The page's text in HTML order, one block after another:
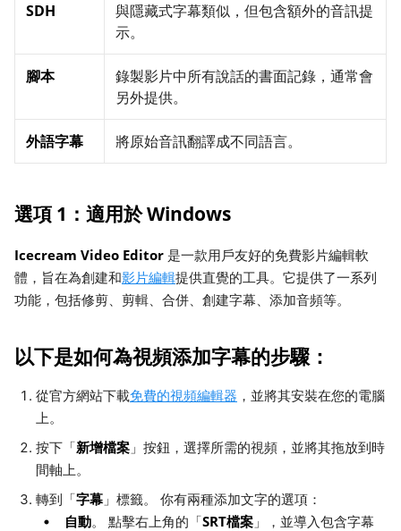
SDH
與隱藏式字幕類似，但包含額外的音訊提
示。
腳本
錄製影片中所有說話的書面記錄，通常會
另外提供。
外語字幕 將原始音訊翻譯成不同語言。
選項 1：適用於 Windows
Icecream Video Editor 是一款用戶友好的免費影片編輯軟
體，旨在為創建和影片編輯提供直覺的工具。它提供了一系列
功能，包括修剪、剪輯、合併、創建字幕、添加音頻等。
以下是如何為視頻添加字幕的步驟：
從官方網站下載免費的視頻編輯器 ，並將其安裝在您的電腦
上。
按下「新增檔案 」按鈕，選擇所需的視頻，並將其拖放到時
間軸上。
轉到「字幕 」標籤。 你有兩種添加文字的選項：
自動。 點擊右上角的「SRT檔案 」，並導入包含字幕